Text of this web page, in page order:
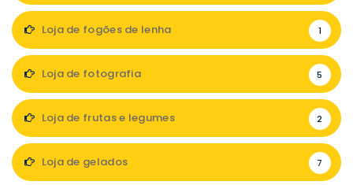
Loja de fogões de lenha 1
Loja de fotografia 5
Loja de frutas e legumes 2
Loja de gelados 7